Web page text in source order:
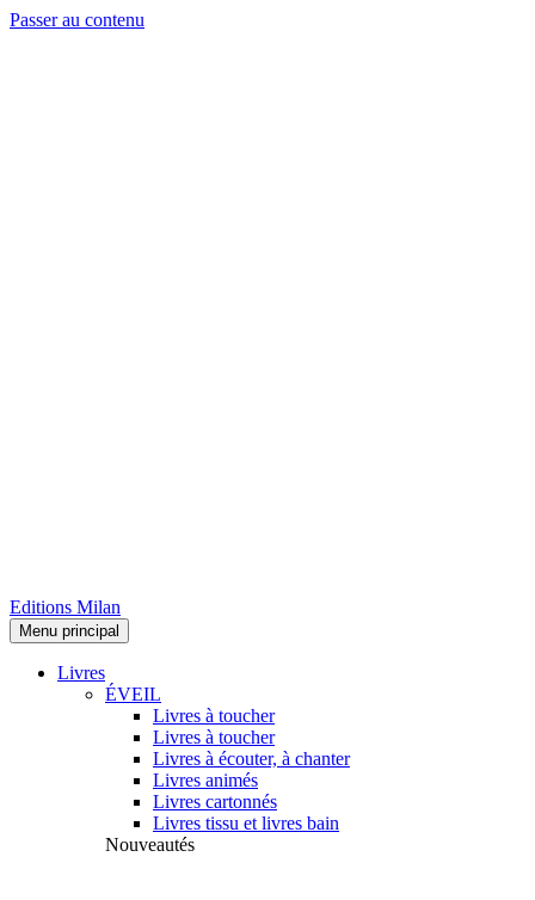
Passer au contenu
Editions Milan
Menu principal
Livres
ÉVEIL
Livres à toucher
Livres à toucher
Livres à écouter, à chanter
Livres animés
Livres cartonnés
Livres tissu et livres bain
Nouveautés